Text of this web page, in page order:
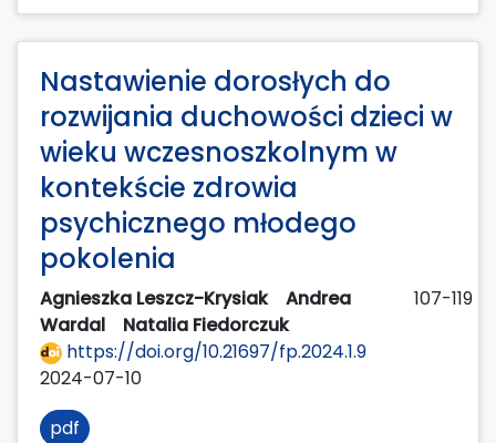
Nastawienie dorosłych do
rozwijania duchowości dzieci w
wieku wczesnoszkolnym w
kontekście zdrowia
psychicznego młodego
pokolenia
Agnieszka Leszcz-Krysiak
Andrea
Wardal
Natalia Fiedorczuk
107-119
https://doi.org/10.21697/fp.2024.1.9
2024-07-10
pdf